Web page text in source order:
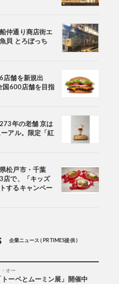
仲通り商店街エ
貝 とろぼっち
店舗を新規出
国600店舗を目指
年の老舗 京は
アル。限定「紅
松戸市・千葉
店で、「キッズ
するキャンペー
企業ニュース ( PR TIMES提供 )
オー
トーベとムーミン展」開催中